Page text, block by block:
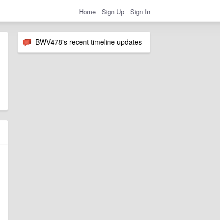
Home Sign Up Sign In
BWV478's recent timeline updates